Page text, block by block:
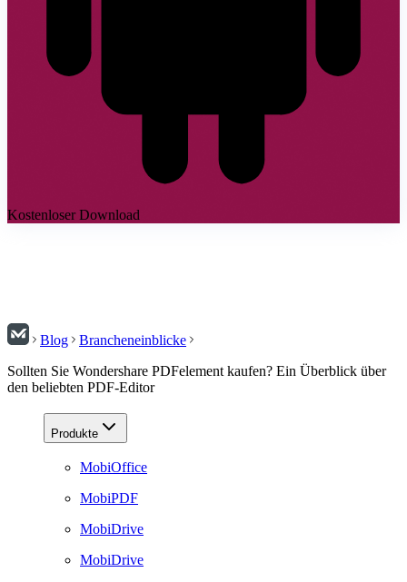
Kostenloser Download
Blog
Brancheneinblicke
Sollten Sie Wondershare PDFelement kaufen? Ein Überblick über
den beliebten PDF-Editor
Produkte
MobiOffice
MobiPDF
MobiDrive
MobiDrive